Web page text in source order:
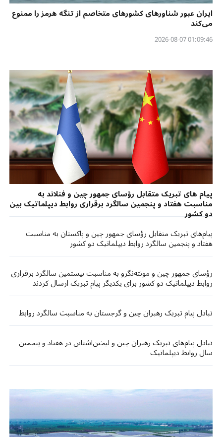
ایران عبور شناورهای کشورهای متخاصم از تنگه هرمز را ممنوع
می‌کند
01:09:46 2026-08-07
پیام های تبریک متقابل رؤسای جمهور چین و فنلاند به
مناسبت هفتاد و پنجمین سالگرد برقراری روابط دیپلماتیک بین
دو کشور
پیام‌های تبریک متقابل رؤسای جمهور چین و پاکستان به مناسبت
هفتاد و پنجمین سالگرد روابط دیپلماتیک دو کشور
ر‌ؤسای ‌جمهور چین و مونته‌نگرو به مناسبت بیستمین سالگرد برقراری
روابط دیپلماتیک دو کشور برای یکدیگر پیام تبریک ارسال کردند
تبادل پیام تبریک رهبران چین و گرجستان به مناسبت سالگرد روابط
تبادل پیام‌های تبریک رهبران چین و لیختن‌اشتاین در هفتاد و پنجمین
سال روابط دیپلماتیک